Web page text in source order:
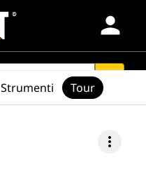
person
search
more_vert
Strumenti Tour